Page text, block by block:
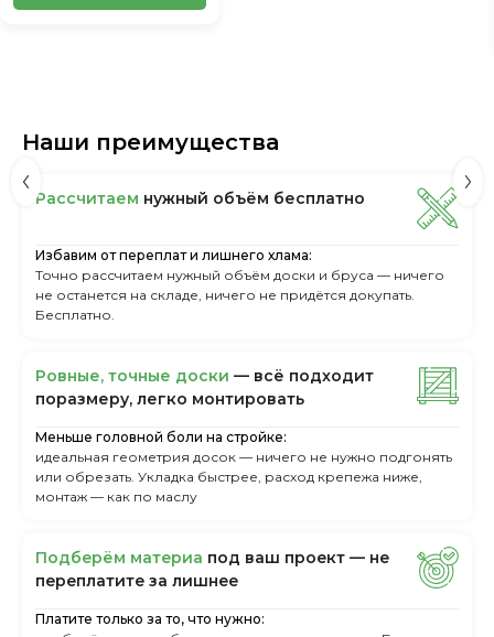
Наши преимущества
Рассчитаем нужный объём бесплатно
Избавим от переплат и лишнего хлама:
Точно рассчитаем нужный объём доски и бруса — ничего
не останется на складе, ничего не придётся докупать.
Бесплатно.
Ровные, точные доски — всё подходит
поразмеру, легкo монтировать
Меньше головной боли на стройке:
идеальная геометрия досок — ничего не нужно подгонять
или обрезать. Укладка быстрее, расход крепежа ниже,
монтаж — как по маслу
Пoдбepём мaтepиa пoд вaш пpoeкт — нe
пepeплaтитe зa лишнee
Платите только за то, что нужно: